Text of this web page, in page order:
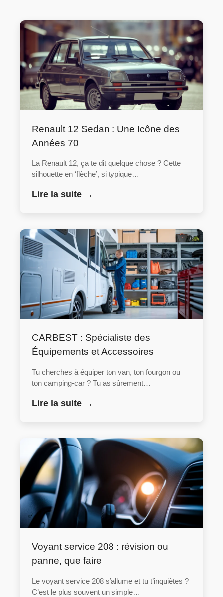
Renault 12 Sedan : Une Icône des
Années 70
La Renault 12, ça te dit quelque chose ? Cette
silhouette en ‘flèche’, si typique…
Lire la suite →
CARBEST : Spécialiste des
Équipements et Accessoires
Tu cherches à équiper ton van, ton fourgon ou
ton camping-car ? Tu as sûrement…
Lire la suite →
Voyant service 208 : révision ou
panne, que faire
Le voyant service 208 s’allume et tu t’inquiètes ?
C’est le plus souvent un simple…